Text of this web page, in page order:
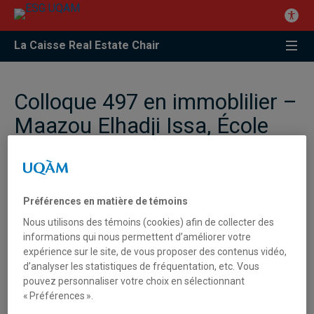
La Caisse Real Estate Chair
Colloque 497 en immoblilier –
Maazou Elhadji Issa, École
(ESG) – UQAM
UQAM
«Normes comptables et méthodes d’évaluation de l’actif
immobilier face aux défis des nouvelles pratiques»
Préférences en matière de témoins
Nous utilisons des témoins (cookies) afin de collecter des
informations qui nous permettent d’améliorer votre
expérience sur le site, de vous proposer des contenus vidéo,
d’analyser les statistiques de fréquentation, etc. Vous
pouvez personnaliser votre choix en sélectionnant
« Préférences ».